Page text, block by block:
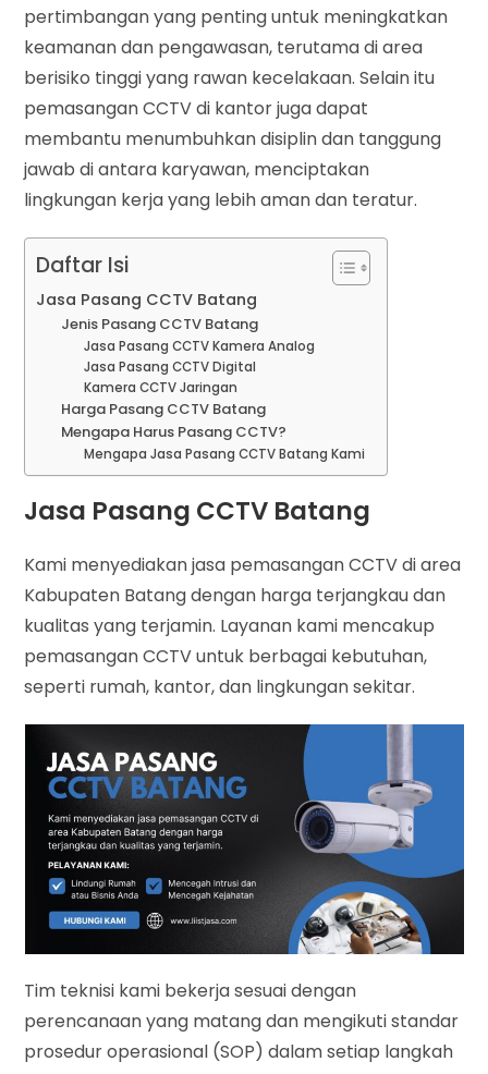
pertimbangan yang penting untuk meningkatkan
keamanan dan pengawasan, terutama di area
berisiko tinggi yang rawan kecelakaan. Selain itu
pemasangan CCTV di kantor juga dapat
membantu menumbuhkan disiplin dan tanggung
jawab di antara karyawan, menciptakan
lingkungan kerja yang lebih aman dan teratur.
Daftar Isi
Jasa Pasang CCTV Batang
Jenis Pasang CCTV Batang
Jasa Pasang CCTV Kamera Analog
Jasa Pasang CCTV Digital
Kamera CCTV Jaringan
Harga Pasang CCTV Batang
Mengapa Harus Pasang CCTV?
Mengapa Jasa Pasang CCTV Batang Kami
Jasa Pasang CCTV Batang
Kami menyediakan jasa pemasangan CCTV di area
Kabupaten Batang dengan harga terjangkau dan
kualitas yang terjamin. Layanan kami mencakup
pemasangan CCTV untuk berbagai kebutuhan,
seperti rumah, kantor, dan lingkungan sekitar.
Tim teknisi kami bekerja sesuai dengan
perencanaan yang matang dan mengikuti standar
prosedur operasional (SOP) dalam setiap langkah